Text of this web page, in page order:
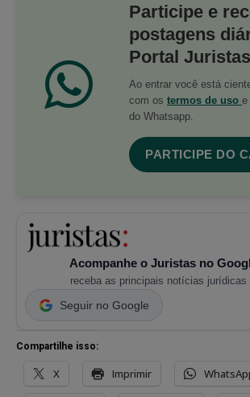
Participe e
postagens
Portal
Ao entrar você está
com os termos de uso e
do Whatsapp.
PARTICIPE DO
Acompanhe o Juristas no
receba as principais notícias jurídicas
Seguir no Google
Compartilhe isso:
X Imprimir